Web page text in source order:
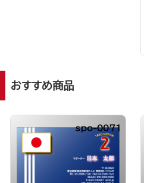
おすすめ商品
spo-0071